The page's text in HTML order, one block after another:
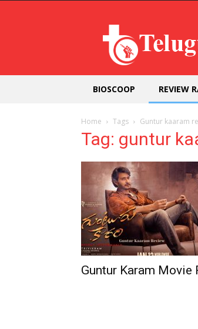
BIOSCOOP REVIEW
Home Tags Guntur kaaram
Tag: guntur
Guntur Karam Movie